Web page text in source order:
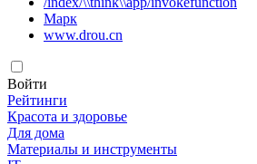
Марк
www.drou.cn
Войти
Рейтинги
Красота и здоровье
Для дома
Материалы и инструменты